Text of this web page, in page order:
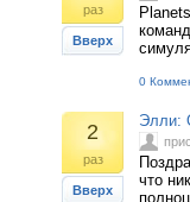
раз
Вверх
0
2
раз
Вверх
Элли:
что